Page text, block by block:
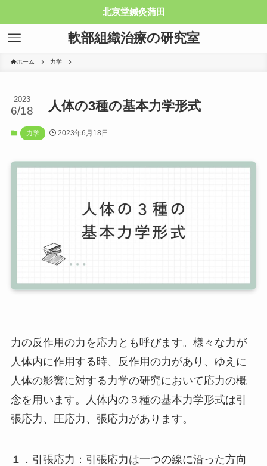
北京堂鍼灸蒲田
軟部組織治療の研究室
ホーム 力学
人体の3種の基本力学形式
2023
6/18
力学 2023年6月18日
力の反作用の力を応力とも呼びます。様々な力が
人体内に作用する時、反作用の力があり、ゆえに
人体の影響に対する力学の研究において応力の概
念を用います。人体内の３種の基本力学形式は引
張応力、圧応力、張応力があります。
１．引張応力：引張応力は一つの線に沿った方向